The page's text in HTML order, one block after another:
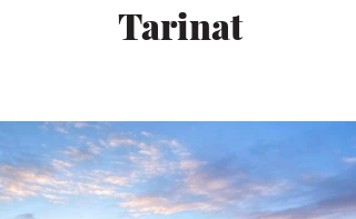
Tarinat